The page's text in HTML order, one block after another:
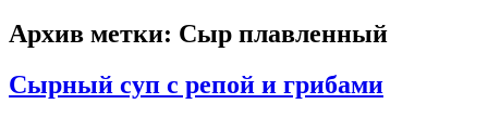
Архив метки: Сыр плавленный
Сырный суп с репой и грибами